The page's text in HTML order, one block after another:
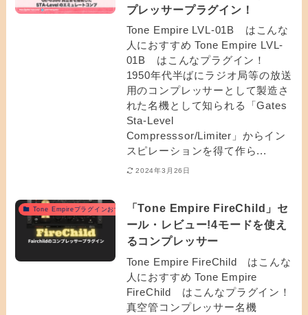
プレッサープラグイン！
Tone Empire LVL-01B はこんな
人におすすめ Tone Empire LVL-
01B はこんなプラグイン！
1950年代半ばにラジオ局等の放送
用のコンプレッサーとして製造さ
れた名機として知られる「Gates
Sta-Level
Compresssor/Limiter」からイン
スピレーションを得て作ら...
2024年3月26日
Tone Empireプラグインおすすめ「Tone Empire FireChild」セ
ール・レビュー!4モードを使え
るコンプレッサー
Tone Empire FireChild はこんな
人におすすめ Tone Empire
FireChild はこんなプラグイン！
真空管コンプレッサー名機